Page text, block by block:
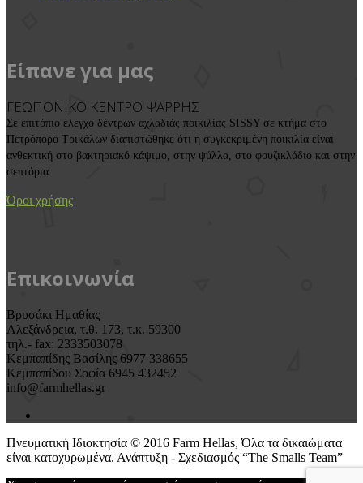
Είπανε για μας
ΓΕΩΠΟΝΙΚΌ ΚΈΝΤΡΟ ΨΑΡΡΉΣ
Σε επιτόπιο έλεγχο δέντρων αχλαδιάς ποικιλίας SISSY σε κτήμα στο
Πετρόπορο Τρικάλων διαπιστώθηκε ότι η συγκεκριμένη ποικιλία είναι
ανθεκτική στο βακτηριακό κάψιμο, στην ψύλλα, στο φουζικλάδιο και στην
σεπτόρια.
Όροι χρήσης
Επικοινωνία
Βρυσάκι Ημαθίας
Αλεξάνδρεια, τ.θ. 173, τ.κ. 59300
τηλ.- fax: 2333503078
Κεμπαπίδης Βασίλης 6977 338655
Κεμπαπίδου Σοφία 6945 432452
info@farmhellas.gr
Πνευματική Ιδιοκτησία © 2016 Farm Hellas, Όλα τα δικαιώματα
είναι κατοχυρωμένα. Ανάπτυξη - Σχεδιασμός “The Smalls Team”